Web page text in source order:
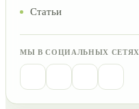
Статьи
МЫ В СОЦИАЛЬНЫХ СЕТЯХ